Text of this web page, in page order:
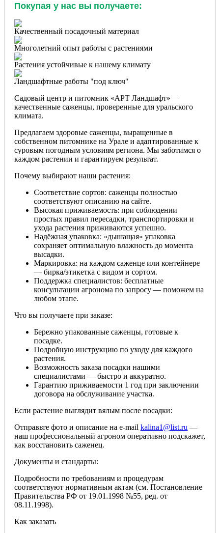
Покупая у нас вы получаете:
Качественный посадочный материал
Многолетний опыт работы с растениями
Растения устойчивые к нашему климату
Ландшафтные работы "под ключ"
Садовый центр и питомник «АРТ Ландшафт» —
качественные саженцы, проверенные для уральского
климата.
Предлагаем здоровые саженцы, выращенные в
собственном питомнике на Урале и адаптированные к
суровым погодным условиям региона. Мы заботимся о
каждом растении и гарантируем результат.
Почему выбирают наши растения:
Соответствие сортов: саженцы полностью
соответствуют описанию на сайте.
Высокая приживаемость: при соблюдении
простых правил пересадки, транспортировки и
ухода растения приживаются успешно.
Надёжная упаковка: «дышащая» упаковка
сохраняет оптимальную влажность до момента
высадки.
Маркировка: на каждом саженце или контейнере
— бирка/этикетка с видом и сортом.
Поддержка специалистов: бесплатные
консультации агронома по запросу — поможем на
любом этапе.
Что вы получаете при заказе:
Бережно упакованные саженцы, готовые к
посадке.
Подробную инструкцию по уходу для каждого
растения.
Возможность заказа посадки нашими
специалистами — быстро и аккуратно.
Гарантию приживаемости 1 год при заключении
договора на обслуживание участка.
Если растение выглядит вялым после посадки:
Отправьте фото и описание на e-mail kalina1@list.ru —
наш профессиональный агроном оперативно подскажет,
как восстановить саженец.
Документы и стандарты:
Подробности по требованиям и процедурам
соответствуют нормативным актам (см. Постановление
Правительства РФ от 19.01.1998 №55, ред. от
08.11.1998).
Как заказать